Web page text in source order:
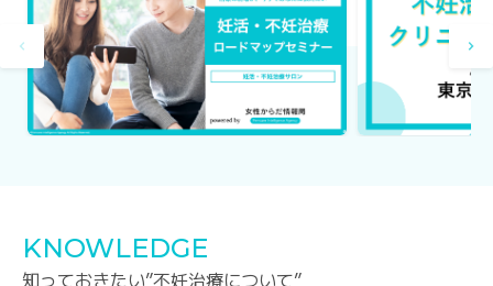
KNOWLEDGE
知っておきたい”不妊治療について”